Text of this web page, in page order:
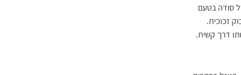
אנשים לדרג טעם של סודה בטעם
זכוכית.
דרך קשית.